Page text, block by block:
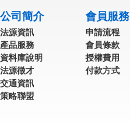
公司簡介
法源資訊
產品服務
資料庫說明
法源徵才
交通資訊
策略聯盟
會員服務
申請流程
會員條款
授權費用
付款方式